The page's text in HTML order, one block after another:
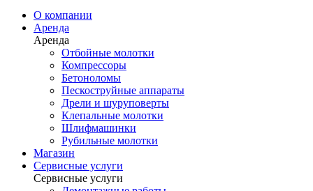
О компании
Аренда
Аренда
Отбойные молотки
Компрессоры
Бетоноломы
Пескоструйные аппараты
Дрели и шуруповерты
Клепальные молотки
Шлифмашинки
Рубильные молотки
Магазин
Сервисные услуги
Сервисные услуги